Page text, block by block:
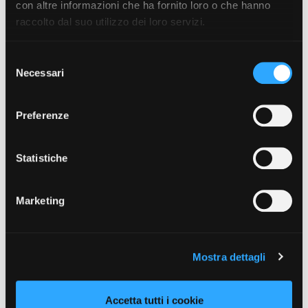
con altre informazioni che ha fornito loro o che hanno
raccolto dal suo utilizzo dei loro servizi.
delNecessari
Preferenze
Statistiche
Marketing
Mostra dettagli
Accetta tutti i cookie